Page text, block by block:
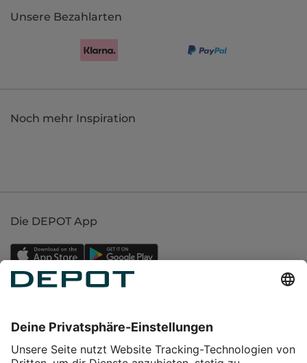
Unsere Bezahlarten
Noch mehr Inspiration
Die DEPOT App
Service